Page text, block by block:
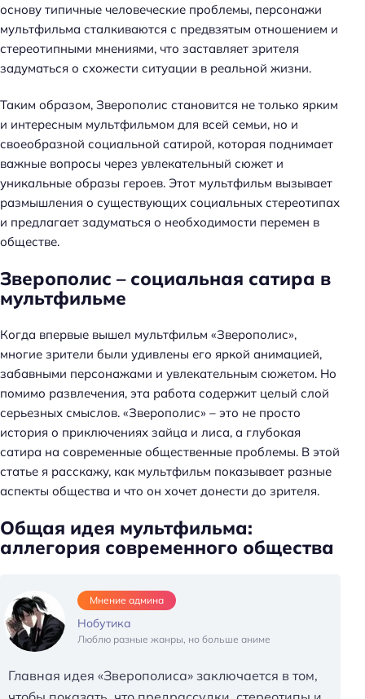
основу типичные человеческие проблемы, персонажи
мультфильма сталкиваются с предвзятым отношением и
стереотипными мнениями, что заставляет зрителя
задуматься о схожести ситуации в реальной жизни.
Таким образом, Зверополис становится не только ярким
и интересным мультфильмом для всей семьи, но и
своеобразной социальной сатирой, которая поднимает
важные вопросы через увлекательный сюжет и
уникальные образы героев. Этот мультфильм вызывает
размышления о существующих социальных стереотипах
и предлагает задуматься о необходимости перемен в
обществе.
Зверополис – социальная сатира в
мультфильме
Когда впервые вышел мультфильм «Зверополис»,
многие зрители были удивлены его яркой анимацией,
забавными персонажами и увлекательным сюжетом. Но
помимо развлечения, эта работа содержит целый слой
серьезных смыслов. «Зверополис» – это не просто
история о приключениях зайца и лиса, а глубокая
сатира на современные общественные проблемы. В этой
статье я расскажу, как мультфильм показывает разные
аспекты общества и что он хочет донести до зрителя.
Общая идея мультфильма:
аллегория современного общества
Мнение админа
Нобутика
Люблю разные жанры, но больше аниме
Главная идея «Зверополиса» заключается в том,